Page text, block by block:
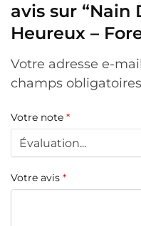
avis sur “Nain
Heureux –
Votre adresse e-
champs
Votre note *
Votre avis *